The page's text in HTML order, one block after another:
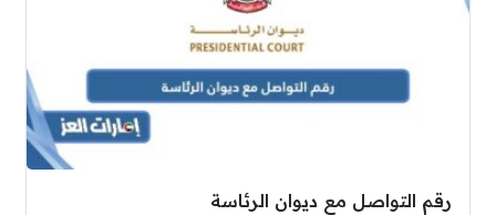
رقم التواصل مع ديوان الرئاسة